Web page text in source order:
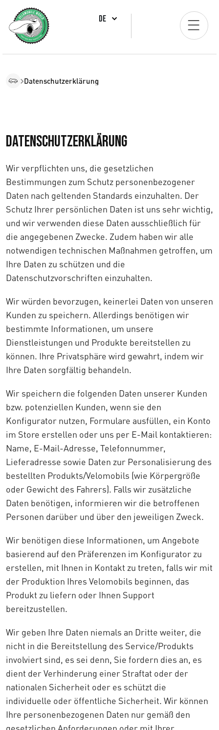
DE
Datenschutzerklärung
Datenschutzerklärung
Wir verpflichten uns, die gesetzlichen
Bestimmungen zum Schutz personenbezogener
Daten nach geltenden Standards einzuhalten. Der
Schutz Ihrer persönlichen Daten ist uns sehr wichtig,
und wir verwenden diese Daten ausschließlich für
die angegebenen Zwecke. Zudem haben wir alle
notwendigen technischen Maßnahmen getroffen, um
Ihre Daten zu schützen und die
Datenschutzvorschriften einzuhalten.
Wir würden bevorzugen, keinerlei Daten von unseren
Kunden zu speichern. Allerdings benötigen wir
bestimmte Informationen, um unsere
Dienstleistungen und Produkte bereitstellen zu
können. Ihre Privatsphäre wird gewahrt, indem wir
Ihre Daten sorgfältig behandeln.
Wir speichern die folgenden Daten unserer Kunden
bzw. potenziellen Kunden, wenn sie den
Konfigurator nutzen, Formulare ausfüllen, ein Konto
im Store erstellen oder uns per E-Mail kontaktieren:
Name, E-Mail-Adresse, Telefonnummer,
Lieferadresse sowie Daten zur Personalisierung des
bestellten Produkts/Velomobils (wie Körpergröße
oder Gewicht des Fahrers). Falls wir zusätzliche
Daten benötigen, informieren wir die betroffenen
Personen darüber und über den jeweiligen Zweck.
Wir benötigen diese Informationen, um Angebote
basierend auf den Präferenzen im Konfigurator zu
erstellen, mit Ihnen in Kontakt zu treten, falls wir mit
der Produktion Ihres Velomobils beginnen, das
Produkt zu liefern oder Ihnen Support
bereitzustellen.
Wir geben Ihre Daten niemals an Dritte weiter, die
nicht in die Bereitstellung des Service/Produkts
involviert sind, es sei denn, Sie fordern dies an, es
dient der Verhinderung einer Straftat oder der
nationalen Sicherheit oder es schützt die
individuelle oder öffentliche Sicherheit. Wir können
Ihre personenbezogenen Daten nur gemäß den